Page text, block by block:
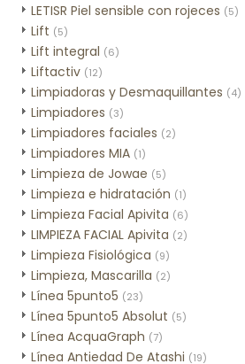
LETISR Piel sensible con rojeces (5)
Lift (5)
Lift integral (6)
Liftactiv (12)
Limpiadoras y Desmaquillantes (4)
Limpiadores (3)
Limpiadores faciales (2)
Limpiadores MIA (1)
Limpieza de Jowae (5)
Limpieza e hidratación (1)
Limpieza Facial Apivita (6)
LIMPIEZA FACIAL Apivita (2)
Limpieza Fisiológica (9)
Limpieza, Mascarilla (2)
Línea 5punto5 (23)
Línea 5punto5 Absolut (5)
Línea AcquaGraph (7)
Línea Antiedad De Atashi (19)